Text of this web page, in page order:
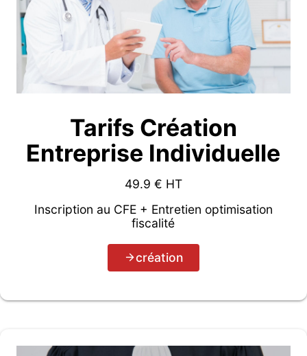
Tarifs Création
Entreprise Individuelle
49.9 € HT
Inscription au CFE + Entretien optimisation
fiscalité
création